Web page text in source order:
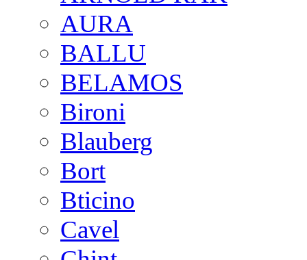
AURA
BALLU
BELAMOS
Bironi
Blauberg
Bort
Bticino
Cavel